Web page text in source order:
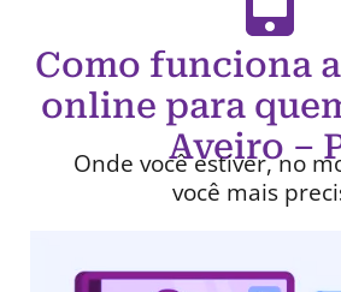
Como funciona
online para
Aveiro –
Onde você estiver, no
você mais